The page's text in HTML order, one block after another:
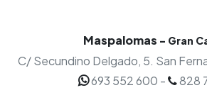
Maspalomas - Gran
C/ Secundino Delgado, 5. San
693 552 600 - 828